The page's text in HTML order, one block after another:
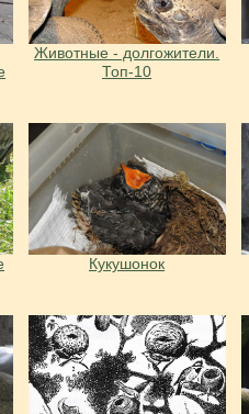
Животные - долгожители.
Топ-10
Кукушонок